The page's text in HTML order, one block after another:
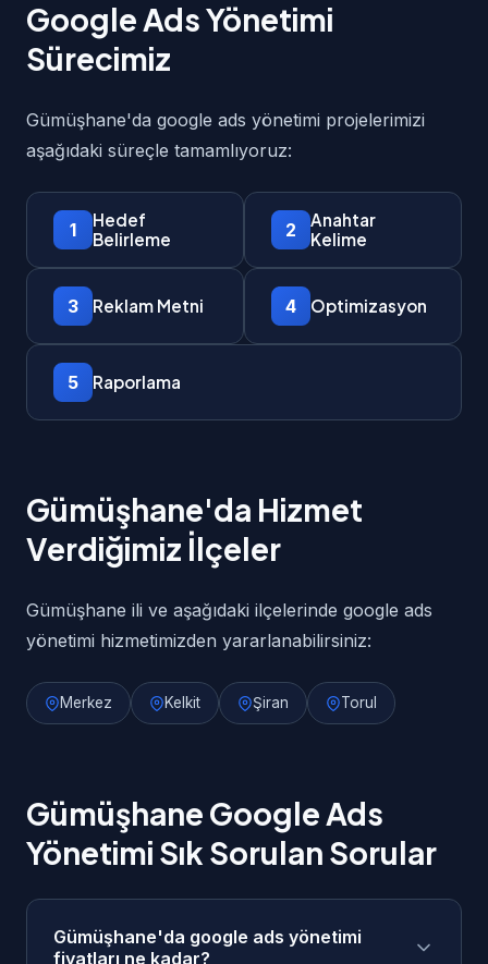
Google Ads Yönetimi
Sürecimiz
Gümüşhane'da google ads yönetimi projelerimizi
aşağıdaki süreçle tamamlıyoruz:
1
Hedef
Belirleme
2
Anahtar
Kelime
3 Reklam Metni 4 Optimizasyon
5 Raporlama
Gümüşhane'da Hizmet
Verdiğimiz İlçeler
Gümüşhane ili ve aşağıdaki ilçelerinde google ads
yönetimi hizmetimizden yararlanabilirsiniz:
Merkez Kelkit Şiran Torul
Gümüşhane Google Ads
Yönetimi Sık Sorulan Sorular
Gümüşhane'da google ads yönetimi
fiyatları ne kadar?